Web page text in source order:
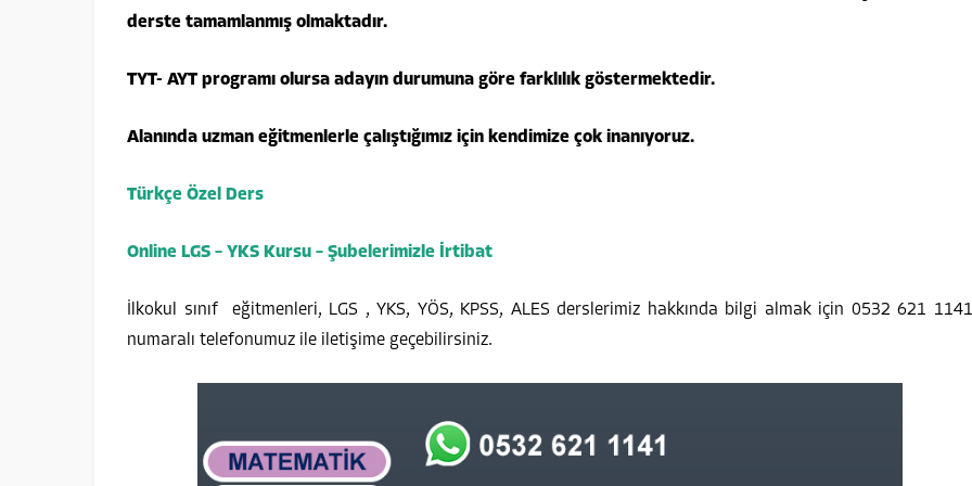
derste tamamlanmış olmaktadır.
TYT- AYT programı olursa adayın durumuna göre farklılık göstermektedir.
Alanında uzman eğitmenlerle çalıştığımız için kendimize çok inanıyoruz.
Türkçe Özel Ders
Online LGS – YKS Kursu – Şubelerimizle İrtibat
İlkokul sınıf eğitmenleri, LGS , YKS, YÖS, KPSS, ALES derslerimiz hakkında bilgi almak için 0532 621 1141
numaralı telefonumuz ile iletişime geçebilirsiniz.